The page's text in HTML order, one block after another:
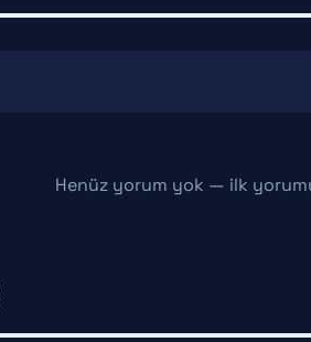
Henüz yorum yok — ilk